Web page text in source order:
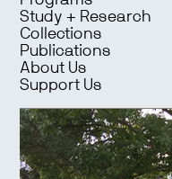
Study + Research
Collections
Publications
About Us
Support Us